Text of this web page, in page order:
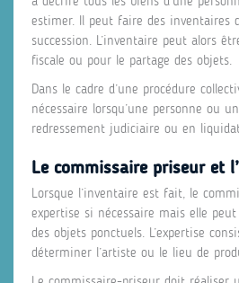
estimer. Il peut faire des inventaires
succession. L’inventaire peut alors
fiscale ou pour le partage des objets.
Dans le cadre d’une procédure
nécessaire lorsqu’une personne ou
redressement judiciaire ou en
Le commissaire priseur et
Lorsque l’inventaire est fait, le
expertise si nécessaire mais elle
des objets ponctuels. L’expertise
déterminer l’artiste ou le lieu de